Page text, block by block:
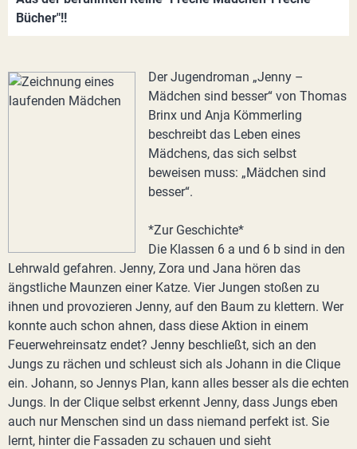
Bücher"!!
Der Jugendroman „Jenny –
Mädchen sind besser“ von Thomas
Brinx und Anja Kömmerling
beschreibt das Leben eines
Mädchens, das sich selbst
beweisen muss: „Mädchen sind
besser“.
*Zur Geschichte*
Die Klassen 6 a und 6 b sind in den
Lehrwald gefahren. Jenny, Zora und Jana hören das
ängstliche Maunzen einer Katze. Vier Jungen stoßen zu
ihnen und provozieren Jenny, auf den Baum zu klettern. Wer
konnte auch schon ahnen, dass diese Aktion in einem
Feuerwehreinsatz endet? Jenny beschließt, sich an den
Jungs zu rächen und schleust sich als Johann in die Clique
ein. Johann, so Jennys Plan, kann alles besser als die echten
Jungs. In der Clique selbst erkennt Jenny, dass Jungs eben
auch nur Menschen sind un dass niemand perfekt ist. Sie
lernt, hinter die Fassaden zu schauen und sieht